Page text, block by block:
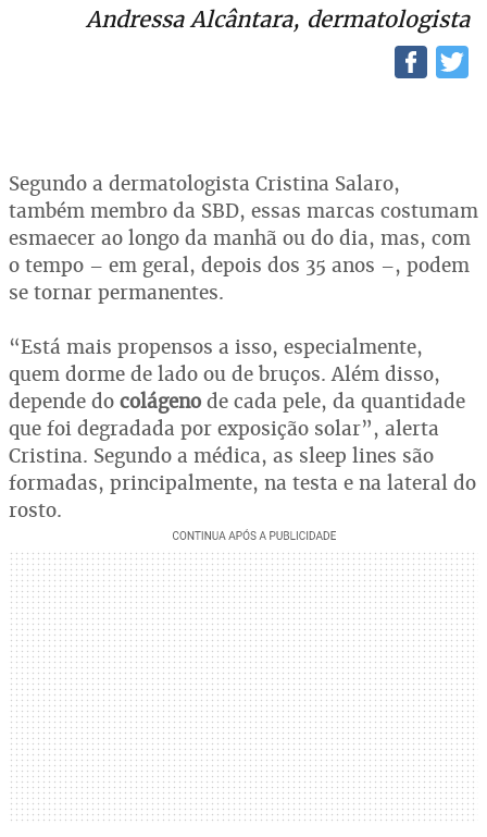
Andressa Alcântara, dermatologista
Segundo a dermatologista Cristina Salaro,
também membro da SBD, essas marcas costumam
esmaecer ao longo da manhã ou do dia, mas, com
o tempo – em geral, depois dos 35 anos –, podem
se tornar permanentes.
“Está mais propensos a isso, especialmente,
quem dorme de lado ou de bruços. Além disso,
depende do colágeno de cada pele, da quantidade
que foi degradada por exposição solar”, alerta
Cristina. Segundo a médica, as sleep lines são
formadas, principalmente, na testa e na lateral do
rosto.